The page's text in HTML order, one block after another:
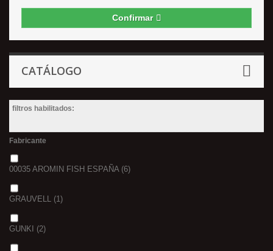
Confirmar
CATÁLOGO
filtros habilitados:
Fabricante
00035 AROMIN FISH ESPAÑA(6)
GRAUVELL (1)
GUNKI (2)